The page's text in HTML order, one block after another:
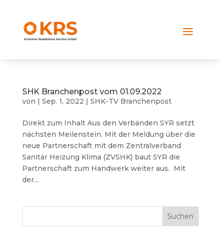
SHK Branchenpost vom 01.09.2022
von | Sep. 1, 2022 | SHK-TV Branchenpost
Direkt zum Inhalt Aus den Verbänden SYR setzt
nächsten Meilenstein. Mit der Meldung über die
neue Partnerschaft mit dem Zentralverband
Sanitär Heizung Klima (ZVSHK) baut SYR die
Partnerschaft zum Handwerk weiter aus. Mit
der...
Suchen